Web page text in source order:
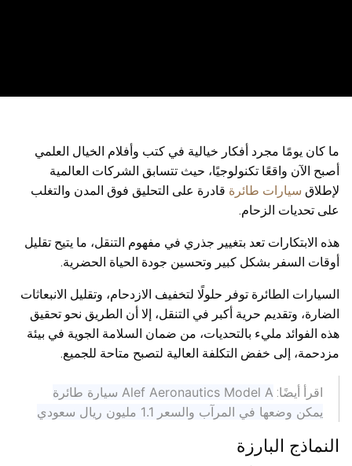
ما كان يومًا مجرد أفكار خيالية في كتب وأفلام الخيال العلمي
أصبح الآن واقعًا تكنولوجيًا، حيث تتسابق الشركات العالمية
لإطلاقسيارات طائرة قادرة على التحليق فوق المدن والتغلب
على تحديات الزحام.
هذه الابتكارات تعد بتغيير جذري في مفهوم التنقل، ما يتيح تقليل
أوقات السفر بشكل كبير وتحسين جودة الحياة الحضرية.
السيارات الطائرة توفر حلولًا لتخفيف الازدحام، وتقليل الانبعاثات
الضارة، وتقديم حرية أكبر في التنقل، إلا أن الطريق نحو تحقيق
هذه الفوائد مليء بالتحديات، من ضمان السلامة الجوية في بيئة
مزدحمة، إلى خفض التكلفة العالية لتصبح متاحة للجميع.
اقرأ أيضًا:
Alef Aeronautics Model A سيارة طائرة
يمكن وضعها في المرآب والسعر 1.1 مليون ريال سعودي
النماذج البارزة